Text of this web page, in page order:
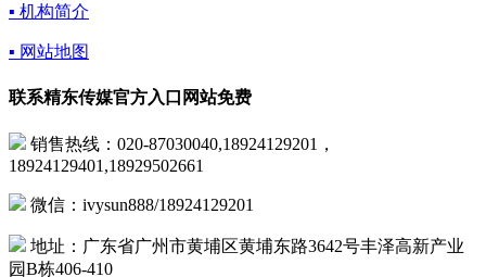
▪ 机构简介
▪ 网站地图
联系精东传媒官方入口网站免费
销售热线：020-87030040,18924129201，
18924129401,18929502661
微信：ivysun888/18924129201
地址：广东省广州市黄埔区黄埔东路3642号丰泽高新产业
园B栋406-410